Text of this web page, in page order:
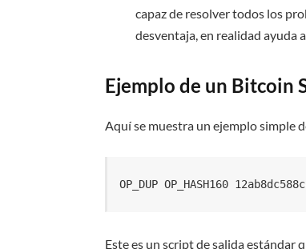
capaz de resolver todos los
desventaja, en realidad ayuda
Ejemplo de un Bitcoin
Aquí se muestra un ejemplo simple
Este es un script de salida estándar